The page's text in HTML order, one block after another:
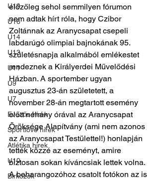
U19
U16
U14
U13
U11
U9
U7
Evezős hírek
Sportlövő hírek
Atlétika hírek
U10
Birkózók
előzőleg sehol semmilyen fórumon
nem adtak hírt róla, hogy Czibor
Zoltánnak az Aranycsapat csepeli
labdarúgó olimpiai bajnokának 95.
születésnapja alkalmából emlékestet
rendeznek a Királyerdei Művelődési
Házban. A sportember ugyan
augusztus 23-án születetett, a
november 28-án megtartott esemény
előtt néhány órával az Aranycsapat
Öröksége Alapítvány (ami nem azonos
az Aranycsapat Testülettel!) honlapján
tették közzé az eseményt, amire
biztosan sokan kíváncsiak lettek volna.
A beharangozóhoz csatolt fotókon az is